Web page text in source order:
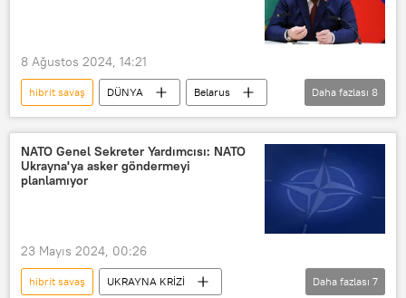
8 Ağustos 2024, 14:21
hibrit savaş DÜNYA
Belarus
Belarus Devlet Başkanı Aleksandr Lukaşenko
BDT
Bağımsız Devletler Topluluğu (BDT)
Daha fazlası 8
NATO Genel Sekreter Yardımcısı: NATO
Ukrayna'ya asker göndermeyi
planlamıyor
23 Mayıs 2024, 00:26
hibrit savaş
UKRAYNA KRİZİ
Daha fazlası 7